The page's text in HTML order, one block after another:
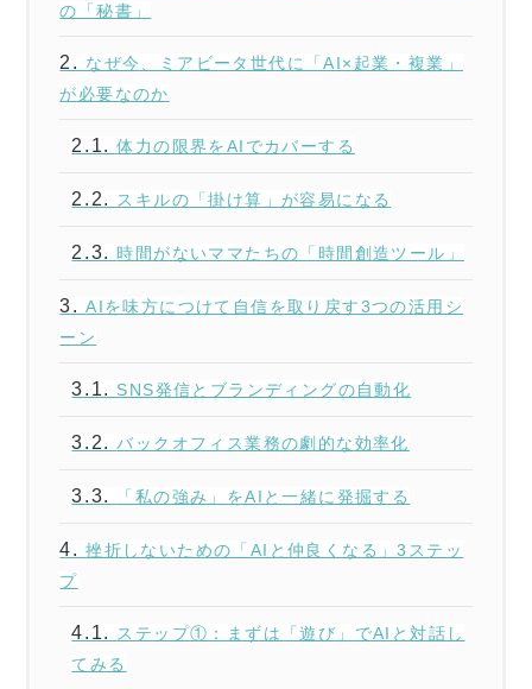
の「秘書」
2. なぜ今、ミアビータ世代に「AI×起業・複業」
が必要なのか
2.1.体力の限界をAIでカバーする
2.2. スキルの「掛け算」が容易になる
2.3.時間がないママたちの「時間創造ツール」
3.AIを味方につけて自信を取り戻す3つの活用シ
ーン
3.1. SNS発信とブランディングの自動化
3.2.バックオフィス業務の劇的な効率化
3.3. 「私の強み」をAIと一緒に発掘する
4.挫折しないための「AIと仲良くなる」3ステッ
プ
4.1.
ステップ①：まずは「遊び」でAIと対話し
てみる